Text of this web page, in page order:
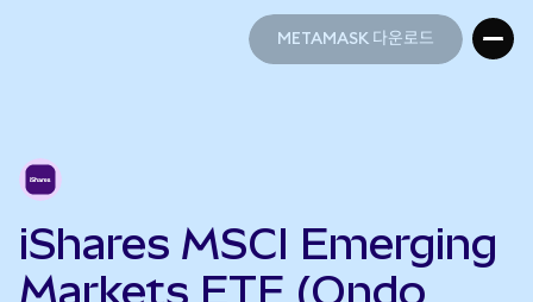
METAMASK 다운로드
iShares MSCI Emerging
Markets ETF (Ondo